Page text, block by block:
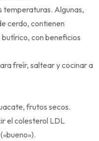
temperaturas. Algunas,
cerdo, contienen
con beneficios
freír, saltear y cocinar a
frutos secos.
el colesterol LDL